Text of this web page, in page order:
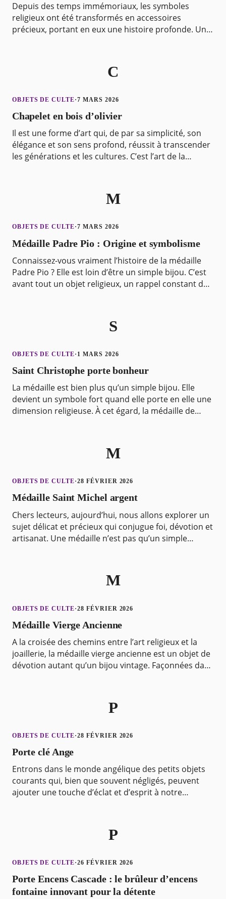
Depuis des temps immémoriaux, les symboles
religieux ont été transformés en accessoires
précieux, portant en eux une histoire profonde. Un
C
OBJETS DE CULTE·7 MARS 2026
Chapelet en bois d’olivier
Il est une forme d’art qui, de par sa simplicité, son
élégance et son sens profond, réussit à transcender
les générations et les cultures. C’est l’art de la
M
OBJETS DE CULTE·7 MARS 2026
Médaille Padre Pio : Origine et symbolisme
Connaissez-vous vraiment l’histoire de la médaille
Padre Pio ? Elle est loin d’être un simple bijou. C’est
avant tout un objet religieux, un rappel constant de
S
OBJETS DE CULTE· 1 MARS 2026
Saint Christophe porte bonheur
La médaille est bien plus qu’un simple bijou. Elle
devient un symbole fort quand elle porte en elle une
dimension religieuse. À cet égard, la médaille de
M
OBJETS DE CULTE·28 FÉVRIER 2026
Médaille Saint Michel argent
Chers lecteurs, aujourd’hui, nous allons explorer un
sujet délicat et précieux qui conjugue foi, dévotion et
artisanat. Une médaille n’est pas qu’un simple
M
OBJETS DE CULTE·28 FÉVRIER 2026
Médaille Vierge Ancienne
A la croisée des chemins entre l’art religieux et la
joaillerie, la médaille vierge ancienne est un objet de
dévotion autant qu’un bijou vintage. Façonnées dans
P
OBJETS DE CULTE·28 FÉVRIER 2026
Porte clé Ange
Entrons dans le monde angélique des petits objets
courants qui, bien que souvent négligés, peuvent
ajouter une touche d’éclat et d’esprit à notre
P
OBJETS DE CULTE·26 FÉVRIER 2026
Porte Encens Cascade : le brûleur d’encens
fontaine innovant pour la détente